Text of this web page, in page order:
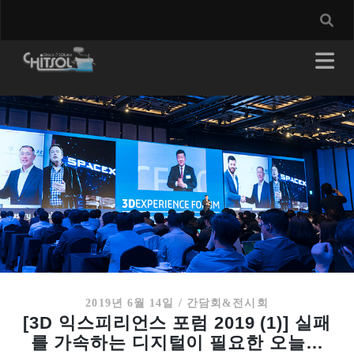
2019년 6월 14일 / 간담회&전시회
[3D 익스피리언스 포럼 2019 (1)] 실패
를 가속하는 디지털이 필요한 오늘…